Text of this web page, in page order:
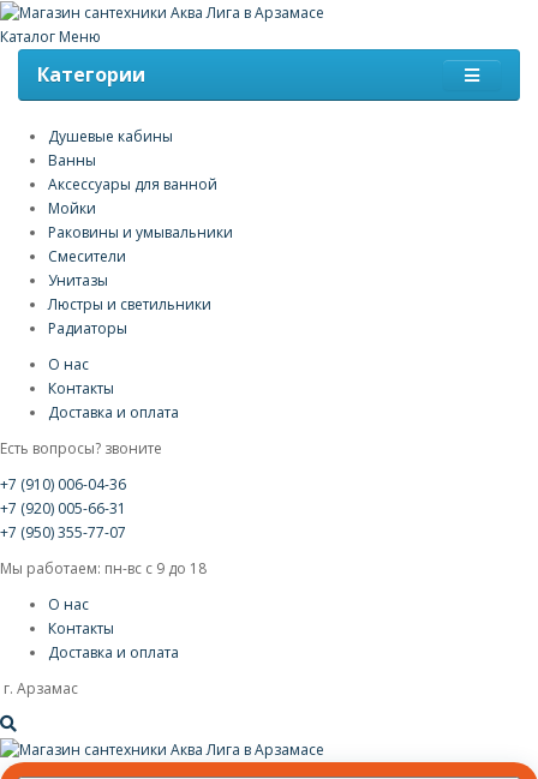
Каталог Меню
Категории
Душевые кабины
Ванны
Аксессуары для ванной
Мойки
Раковины и умывальники
Смесители
Унитазы
Люстры и светильники
Радиаторы
О нас
Контакты
Доставка и оплата
Есть вопросы? звоните
+7 (910) 006-04-36
+7 (920) 005-66-31
+7 (950) 355-77-07
Мы работаем: пн-вс с 9 до 18
О нас
Контакты
Доставка и оплата
г. Арзамас